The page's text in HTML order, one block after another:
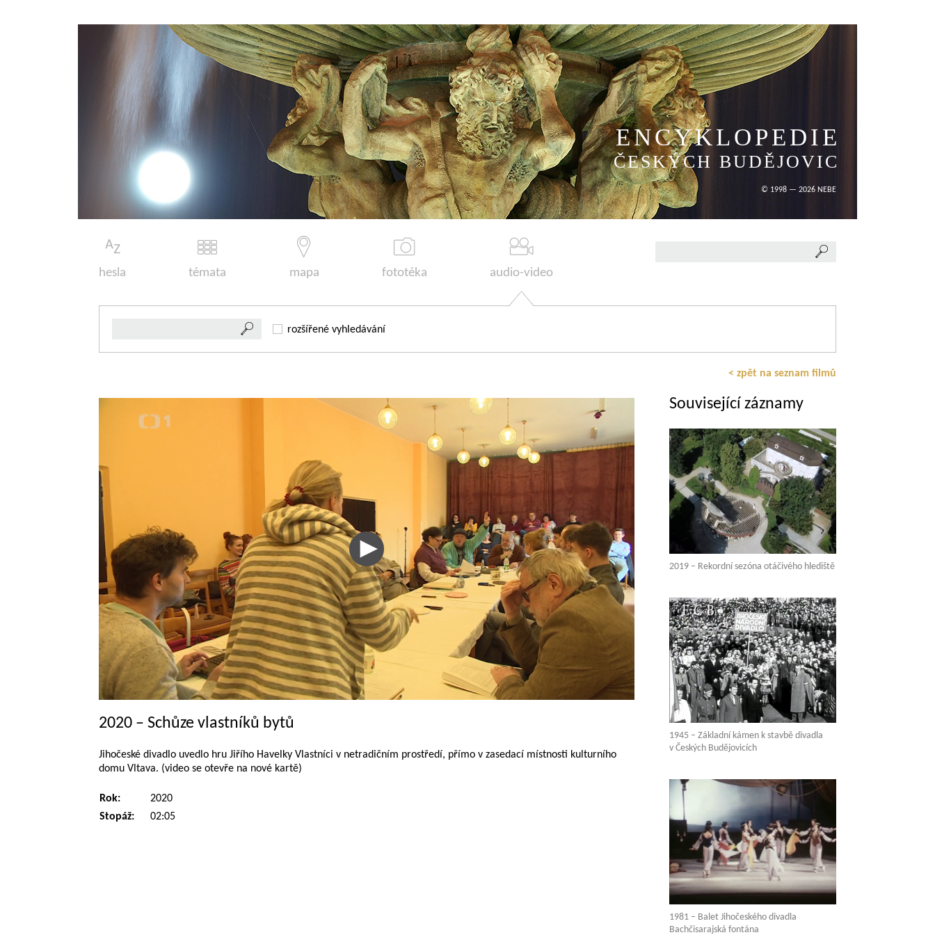
ENCYKLOPEDIE
ČESKÝCH BUDĚJOVIC
© 1998 — 2026 NEBE
hesla témata mapa fototéka audio-video
rozšířené vyhledávání
< zpět na seznam filmů
2020 – Schůze vlastníků bytů
Jihočeské divadlo uvedlo hru Jiřího Havelky Vlastníci v netradičním prostředí, přímo v zasedací místnosti kulturního
domu Vltava. (video se otevře na nové kartě)
Rok:
2020
Stopáž:
02:05
Související záznamy
2019 – Rekordní sezóna otáčivého hlediště
1945 – Základní kámen k stavbě divadla
v Českých Budějovicích
1981 – Balet Jihočeského divadla
Bachčisarajská fontána